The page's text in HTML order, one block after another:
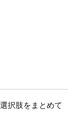
択肢をまとめて